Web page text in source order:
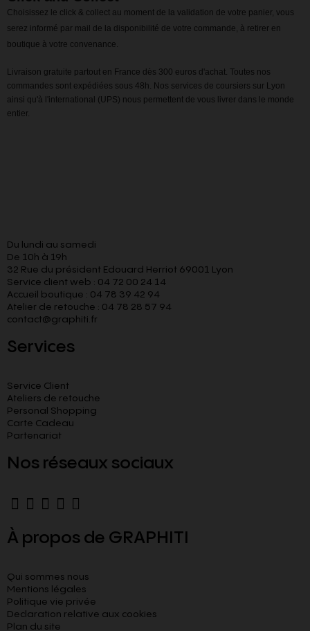
Choisissez le click & collect au moment de la validation de votre panier, vous
serez informé par mail de la disponibilité de votre commande, à retirer en
boutique à votre convenance.
Livraison gratuite partout en France dès 300 euros d'achat. Toutes nos
commandes sont expédiées sous 48h. Nos services de coursiers sur Lyon
ainsi qu'à l'international (UPS) nous permettent de vous livrer dans le monde
entier.
Du lundi au samedi
De 10h à 19h
32 Rue du président Edouard Herriot 69001 Lyon
Service client web : 04 72 00 24 14
Accueil boutique : 04 78 39 42 94
Atelier de retouche : 04 78 28 57 94
contact@graphiti.fr
Services
Service Client
Ateliers de retouche
Personal Shopping
Carte Cadeau
Partenariat
Nos réseaux sociaux
À propos de GRAPHITI
Qui sommes nous
Mentions légales
Politique vie privée
Declaration relative aux cookies​
Plan du site